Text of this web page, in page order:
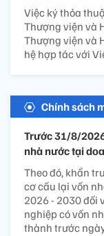
Việc ký thỏa
Thượng viện và
Thượng viện và
hệ hợp tác với
Chính sách
Trước 31/8/
nhà nước tại
Theo đó, khẩn
cơ cấu lại vốn
2026 - 2030 đối
nghiệp có vốn
thành trước